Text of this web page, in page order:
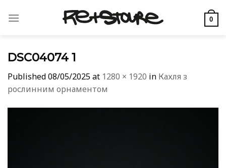
0
DSC04074 1
Published08/05/2025at 1280 × 1920 in Кахля з
рослинним орнаментом